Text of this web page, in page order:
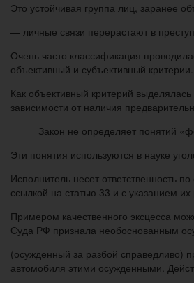
Это устойчивая группа лиц, заранее
— личные связи перерастают в
Очень часто классификация
объективный и субъективный критерии.
Как объективный критерий
зависимости от наличия
Закон не определяет понятий
Эти понятия используются в науке
Исполнитель несет ответственность
ссылкой на статью 33 и с указанием
Примером качественного эксцесса
Суда РФ признала необоснованным
(осужденный за разбой справедливо)
автомобиля этими осужденными.